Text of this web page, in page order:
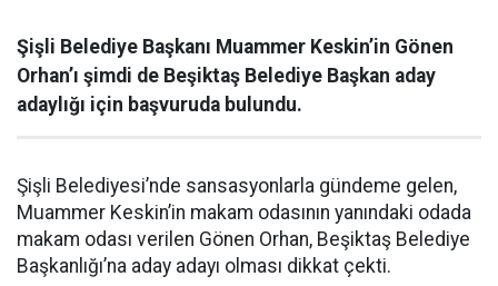
Şişli Belediye Başkanı Muammer Keskin’in Gönen
Orhan’ı şimdi de Beşiktaş Belediye Başkan aday
adaylığı için başvuruda bulundu.
Şişli Belediyesi’nde sansasyonlarla gündeme gelen,
Muammer Keskin’in makam odasının yanındaki odada
makam odası verilen Gönen Orhan, Beşiktaş Belediye
Başkanlığı’na aday adayı olması dikkat çekti.